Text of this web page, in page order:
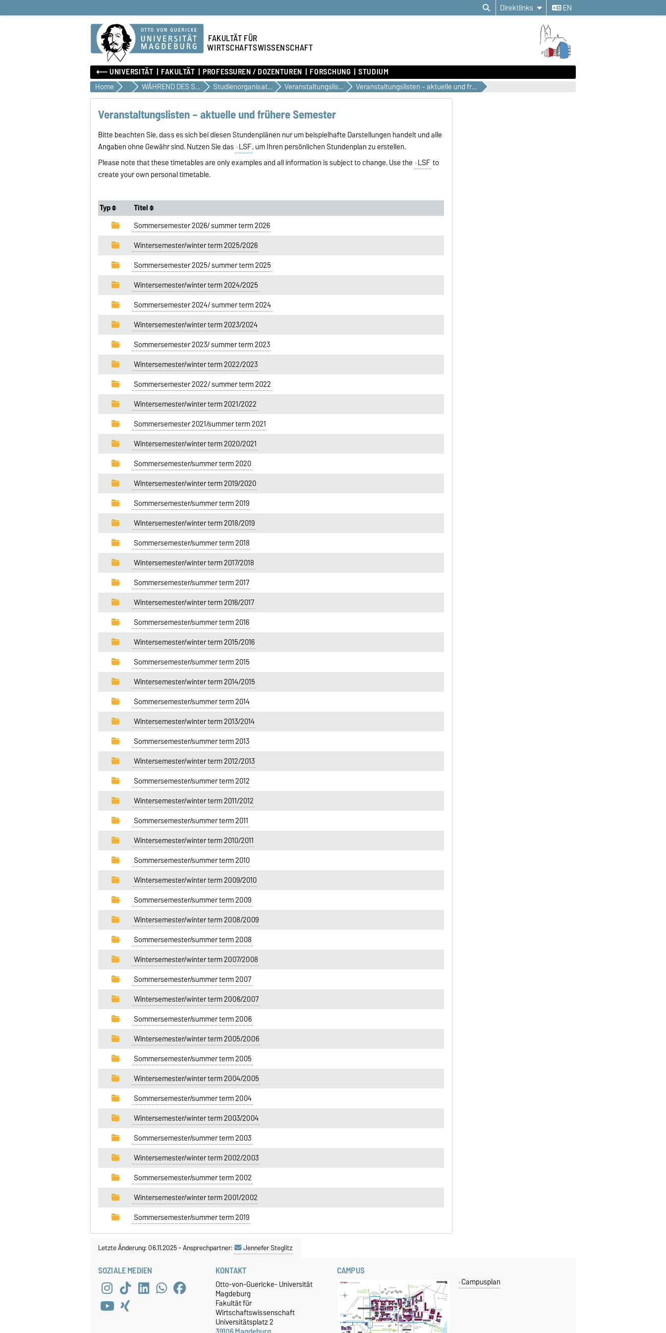
Direktlinks EN
FAKULTÄT FÜR
WIRTSCHAFTSWISSENSCHAFT
⟵ UNIVERSITÄT FAKULTÄT PROFESSUREN / DOZENTUREN FORSCHUNG STUDIUM
Home Studium WÄHREND DES STUDIUMS Studienorganisation & Dokumente Veranstaltungslisten Veranstaltungslisten – aktuelle und frühere Semester
Veranstaltungslisten – aktuelle und frühere Semester
Bitte beachten Sie, dass es sich bei diesen Stundenplänen nur um beispielhafte Darstellungen handelt und alle
Angaben ohne Gewähr sind. Nutzen Sie das LSF, um Ihren persönlichen Stundenplan zu erstellen.
Please note that these timetables are only examples and all information is subject to change. Use the LSF to
create your own personal timetable.
Typ
Titel
Sommersemester 2026/ summer term 2026
Wintersemester/winter term 2025/2026
Sommersemester 2025/ summer term 2025
Wintersemester/winter term 2024/2025
Sommersemester 2024/ summer term 2024
Wintersemester/winter term 2023/2024
Sommersemester 2023/ summer term 2023
Wintersemester/winter term 2022/2023
Sommersemester 2022/ summer term 2022
Wintersemester/winter term 2021/2022
Sommersemester 2021/summer term 2021
Wintersemester/winter term 2020/2021
Sommersemester/summer term 2020
Wintersemester/winter term 2019/2020
Sommersemester/summer term 2019
Wintersemester/winter term 2018/2019
Sommersemester/summer term 2018
Wintersemester/winter term 2017/2018
Sommersemester/summer term 2017
Wintersemester/winter term 2016/2017
Sommersemester/summer term 2016
Wintersemester/winter term 2015/2016
Sommersemester/summer term 2015
Wintersemester/winter term 2014/2015
Sommersemester/summer term 2014
Wintersemester/winter term 2013/2014
Sommersemester/summer term 2013
Wintersemester/winter term 2012/2013
Sommersemester/summer term 2012
Wintersemester/winter term 2011/2012
Sommersemester/summer term 2011
Wintersemester/winter term 2010/2011
Sommersemester/summer term 2010
Wintersemester/winter term 2009/2010
Sommersemester/summer term 2009
Wintersemester/winter term 2008/2009
Sommersemester/summer term 2008
Wintersemester/winter term 2007/2008
Sommersemester/summer term 2007
Wintersemester/winter term 2006/2007
Sommersemester/summer term 2006
Wintersemester/winter term 2005/2006
Sommersemester/summer term 2005
Wintersemester/winter term 2004/2005
Sommersemester/summer term 2004
Wintersemester/winter term 2003/2004
Sommersemester/summer term 2003
Wintersemester/winter term 2002/2003
Sommersemester/summer term 2002
Wintersemester/winter term 2001/2002
Sommersemester/summer term 2019
Letzte Änderung: 06.11.2025-Ansprechpartner: Jennefer Steglitz
SOZIALE MEDIEN KONTAKT
Otto-von-Guericke- Universität
Magdeburg
Fakultät für
Wirtschaftswissenschaft
Universitätsplatz 2
CAMPUS
Campusplan